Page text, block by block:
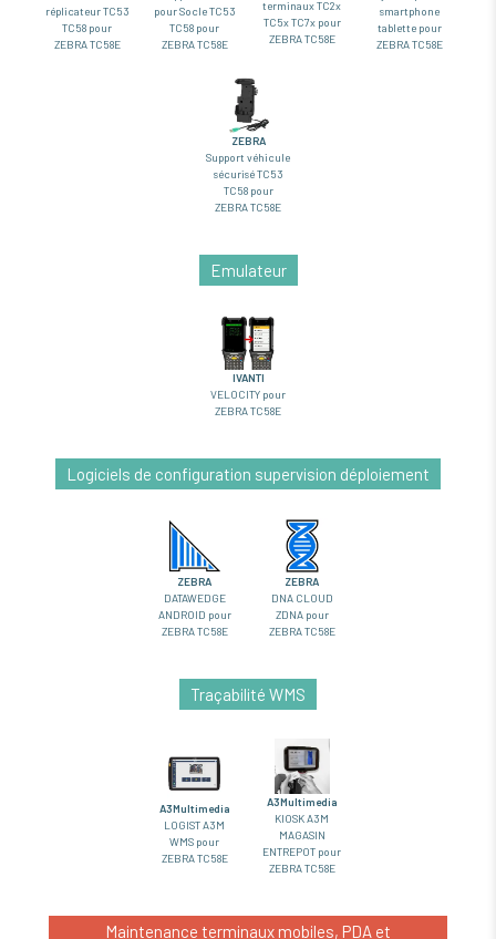
réplicateur TC53
TC58 pour
ZEBRA TC58E
pour Socle TC53
TC58 pour
ZEBRA TC58E
terminaux TC2x
TC5x TC7x pour
ZEBRA TC58E
smartphone
tablette pour
ZEBRA TC58E
ZEBRA
Support véhicule
sécurisé TC53
TC58 pour
ZEBRA TC58E
Emulateur
IVANTI
VELOCITY pour
ZEBRA TC58E
Logiciels de configuration supervision déploiement
ZEBRA
DATAWEDGE
ANDROID pour
ZEBRA TC58E
ZEBRA
DNA CLOUD
ZDNA pour
ZEBRA TC58E
Traçabilité WMS
A3Multimedia
LOGIST A3M
WMS pour
ZEBRA TC58E
A3Multimedia
KIOSK A3M
MAGASIN
ENTREPOT pour
ZEBRA TC58E
Maintenance terminaux mobiles, PDA et